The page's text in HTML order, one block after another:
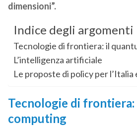
dimensioni”.
Indice degli argomenti
Tecnologie di frontiera: il
L’intelligenza artificiale
Le proposte di policy per l’Italia
Tecnologie di
computing